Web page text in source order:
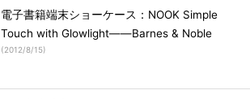
電子書籍端末ショーケース：NOOK Simple
Touch with Glowlight――Barnes & Noble
(2012/8/15)